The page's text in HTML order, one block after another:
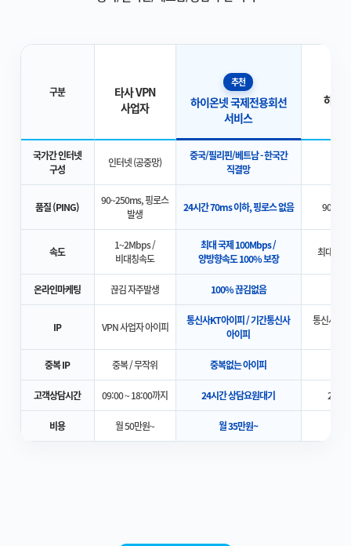
구분
타사 VPN
사업자
추천
하이온넷 국제전용회선
서비스
하이
국가간 인터넷
구성
인터넷 (공중망)
중국/필리핀/베트남 - 한국간
직결망
품질 (PING)
90~250ms, 핑로스
발생
24시간 70ms 이하, 핑로스 없음
속도
1~2Mbps /
비대칭속도
최대 국제 100Mbps /
양방향속도 100% 보장
최대
온라인마케팅 끊김 자주발생 100% 끊김없음
IP VPN 사업자 아이피
통신사KT아이피 / 기간통신사
아이피
통신사KT
중복 IP 중복 / 무작위 중복없는 아이피
고객상담시간 09:00 ~ 18:00까지 24시간 상담요원대기 24시
비용 월 50만원~ 월 35만원~